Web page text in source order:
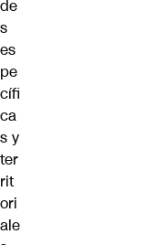
de
s
es
pe
cífi
ca
s y
ter
rit
ori
ale